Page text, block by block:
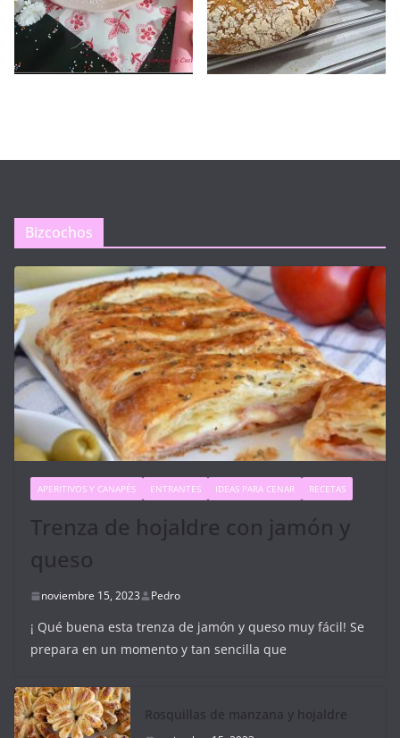
Bizcochos
APERITIVOS Y CANAPÉS ENTRANTES IDEAS PARA CENAR RECETAS
Trenza de hojaldre con jamón y
queso
noviembre 15, 2023 Pedro
¡ Qué buena esta trenza de jamón y queso muy fácil! Se
prepara en un momento y tan sencilla que
Rosquillas de manzana y hojaldre